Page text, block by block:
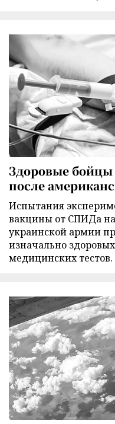
Здоровые
после
Испытания
вакцины от СПИДа
украинской армии
изначально
медицинских тестов.